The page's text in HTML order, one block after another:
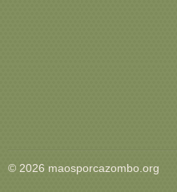
© 2026 maosporcazombo.org